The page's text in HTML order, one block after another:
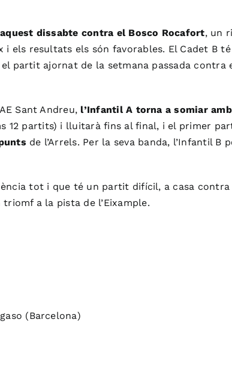
dissabte contra el Bosco Rocafort, un
i els resultats els són favorables. El Cadet B
ajornat de la setmana passada contra
Sant Andreu, l’Infantil A torna a somiar amb
partits) i lluitarà fins al final, i el primer
de l’Arrels. Per la seva banda, l’Infantil
tot i que té un partit difícil, a casa
a la pista de l’Eixample.
(Barcelona)